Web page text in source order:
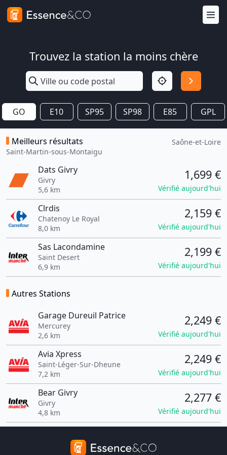
Trouvez la station la moins chère
GO E10 SP95 SP98 E85 GPL
Meilleurs résultats
Saint-Martin-sous-Montaigu
Saône-et-Loire
Dats Givry
Givry
5,6 km
1,699 €
Vérifié aujourd'hui
Clrdis
Chatenoy Le Royal
8,0 km
2,159 €
Vérifié aujourd'hui
Sas Lacondamine
Saint Desert
6,9 km
2,199 €
Vérifié aujourd'hui
Autres Stations
Garage Dureuil Patrice
Mercurey
2,6 km
2,249 €
Vérifié aujourd'hui
Avia Xpress
Saint-Léger-Sur-Dheune
7,2 km
2,249 €
Vérifié aujourd'hui
Bear Givry
Givry
4,8 km
2,277 €
Vérifié aujourd'hui